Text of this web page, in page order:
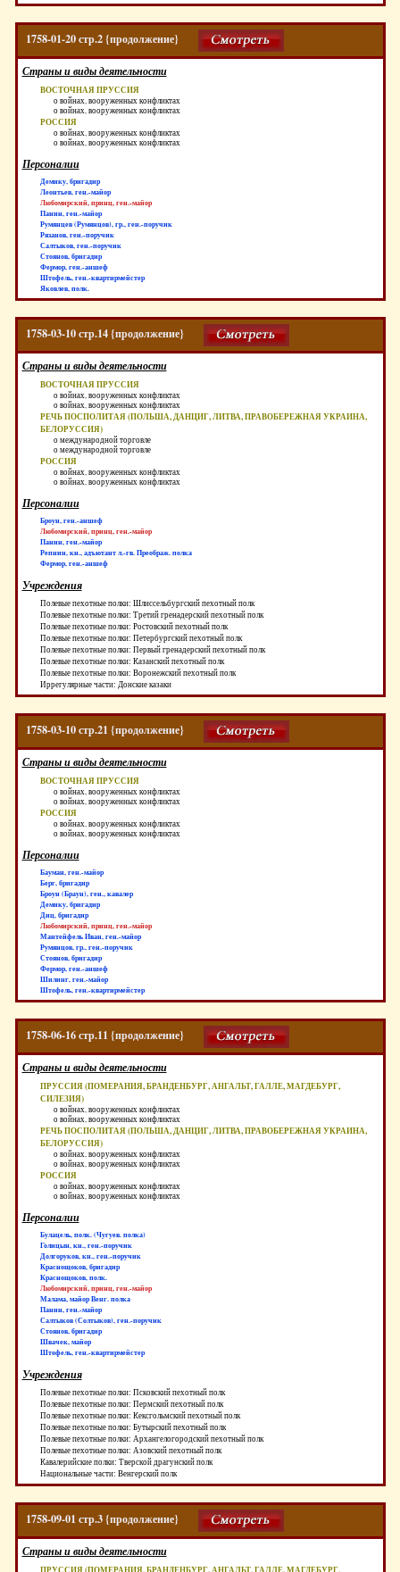
1758-01-20 стр.2 {продолжение}
Страны и виды деятельности
ВОСТОЧНАЯ ПРУССИЯ
о войнах, вооруженных конфликтах
о войнах, вооруженных конфликтах
РОССИЯ
о войнах, вооруженных конфликтах
о войнах, вооруженных конфликтах
Персоналии
Демику, бригадир
Леонтьев, ген.-майор
Любомирский, принц, ген.-майор
Панин, ген.-майор
Румянцев (Румянцов), гр., ген.-поручик
Рязанов, ген.-поручик
Салтыков, ген.-поручик
Стоянов, бригадир
Фермор, ген.-аншеф
Штофель, ген.-квартирмейстер
Яковлев, полк.
1758-03-10 стр.14 {продолжение}
Страны и виды деятельности
ВОСТОЧНАЯ ПРУССИЯ
о войнах, вооруженных конфликтах
о войнах, вооруженных конфликтах
РЕЧЬ ПОСПОЛИТАЯ (ПОЛЬША, ДАНЦИГ, ЛИТВА, ПРАВОБЕРЕЖНАЯ УКРАИНА,
БЕЛОРУССИЯ)
о международной торговле
о международной торговле
РОССИЯ
о войнах, вооруженных конфликтах
о войнах, вооруженных конфликтах
Персоналии
Броун, ген.-аншеф
Любомирский, принц, ген.-майор
Панин, ген.-майор
Репнин, кн., адъютант л.-гв. Преображ. полка
Фермор, ген.-аншеф
Учреждения
Полевые пехотные полки: Шлиссельбургский пехотный полк
Полевые пехотные полки: Третий гренадерский пехотный полк
Полевые пехотные полки: Ростовский пехотный полк
Полевые пехотные полки: Петербургский пехотный полк
Полевые пехотные полки: Первый гренадерский пехотный полк
Полевые пехотные полки: Казанский пехотный полк
Полевые пехотные полки: Воронежский пехотный полк
Иррегулярные части: Донские казаки
1758-03-10 стр.21 {продолжение}
Страны и виды деятельности
ВОСТОЧНАЯ ПРУССИЯ
о войнах, вооруженных конфликтах
о войнах, вооруженных конфликтах
РОССИЯ
о войнах, вооруженных конфликтах
о войнах, вооруженных конфликтах
Персоналии
Бауман, ген.-майор
Берг, бригадир
Броун (Браун), ген., кавалер
Демику, бригадир
Диц, бригадир
Любомирский, принц, ген.-майор
Мантейфель Иван, ген.-майор
Румянцов, гр., ген.-поручик
Стоянов, бригадир
Фермор, ген.-аншеф
Шилинг, ген.-майор
Штофель, ген.-квартирмейстер
1758-06-16 стр.11 {продолжение}
Страны и виды деятельности
ПРУССИЯ (ПОМЕРАНИЯ, БРАНДЕНБУРГ, АНГАЛЬТ, ГАЛЛЕ, МАГДЕБУРГ,
СИЛЕЗИЯ)
о войнах, вооруженных конфликтах
о войнах, вооруженных конфликтах
РЕЧЬ ПОСПОЛИТАЯ (ПОЛЬША, ДАНЦИГ, ЛИТВА, ПРАВОБЕРЕЖНАЯ УКРАИНА,
БЕЛОРУССИЯ)
о войнах, вооруженных конфликтах
о войнах, вооруженных конфликтах
РОССИЯ
о войнах, вооруженных конфликтах
о войнах, вооруженных конфликтах
Персоналии
Булацель, полк. (Чугуев. полка)
Голицын, кн., ген.-поручик
Долгоруков, кн., ген.-поручик
Краснощоков, бригадир
Краснощоков, полк.
Любомирский, принц, ген.-майор
Малама, майор Венг. полка
Панин, ген.-майор
Салтыков (Солтыков), ген.-поручик
Стоянов, бригадир
Швачек, майор
Штофель, ген.-квартирмейстер
Учреждения
Полевые пехотные полки: Псковский пехотный полк
Полевые пехотные полки: Пермский пехотный полк
Полевые пехотные полки: Кексгольмский пехотный полк
Полевые пехотные полки: Бутырский пехотный полк
Полевые пехотные полки: Архангелогородский пехотный полк
Полевые пехотные полки: Азовский пехотный полк
Кавалерийские полки: Тверской драгунский полк
Национальные части: Венгерский полк
1758-09-01 стр.3 {продолжение}
Страны и виды деятельности
ПРУССИЯ (ПОМЕРАНИЯ, БРАНДЕНБУРГ, АНГАЛЬТ, ГАЛЛЕ, МАГДЕБУРГ,